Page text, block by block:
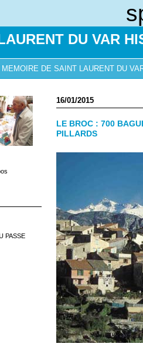
DU VAR
DE SAINT LAURENT DU
PASSE
16/01/2015
LE BROC : 700
PILLARDS